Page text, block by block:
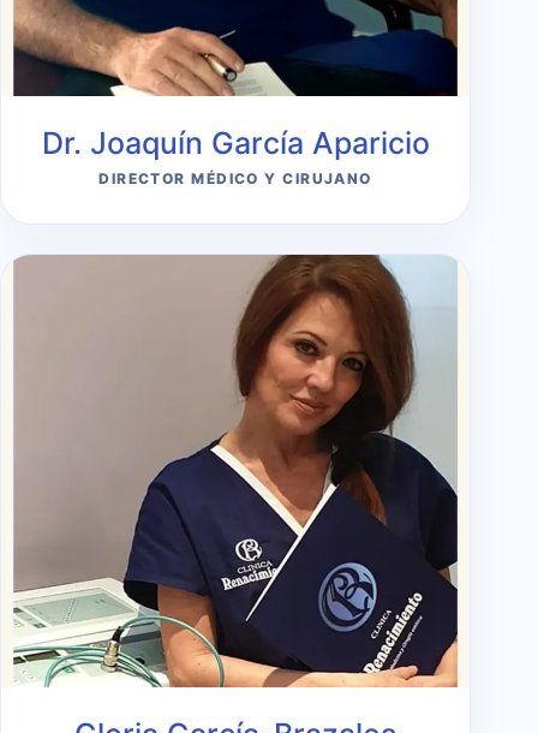
Dr. Joaquín García Aparicio
DIRECTOR MÉDICO Y CIRUJANO